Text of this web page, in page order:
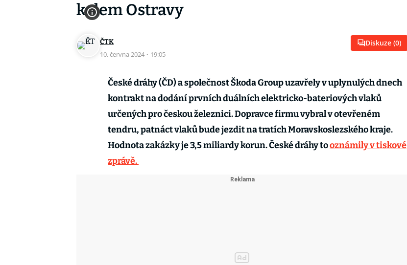
kolem Ostravy
ČTK
10. června 2024 · 19:05
Diskuze (0)
České dráhy (ČD) a společnost Škoda Group uzavřely v uplynulých dnech
kontrakt na dodání prvních duálních elektricko-bateriových vlaků
určených pro českou železnici. Dopravce firmu vybral v otevřeném
tendru, patnáct vlaků bude jezdit na tratích Moravskoslezského kraje.
Hodnota zakázky je 3,5 miliardy korun. České dráhy tooznámily v tiskové
zprávě.